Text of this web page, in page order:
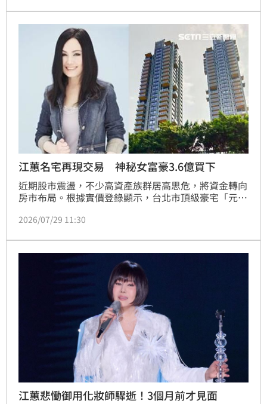
江蕙名宅再現交易 神秘女富豪3.6億買下
近期股市震盪，不少高資產族群居高思危，將資金轉向
房市布局。根據實價登錄顯示，台北市頂級豪宅「元利
交易，總價分別高達3.6億與4.3億元。台灣房屋趨勢中
宅高保值性與穩定性更受青睞，富豪棄股入房趨勢顯
著，顯示頂級豪宅魅力更勝台積電。此外，今年上半年
信義區豪宅憑藉大坪數與超豪宅交易，平均單價稱霸台
北，大安區則以供給多元穩定緊追在後，未來兩區豪宅
市場競賽將持續上演。
2026/07/29 11:30
江蕙悲慟御用化妝師驟逝！3個月前才見面